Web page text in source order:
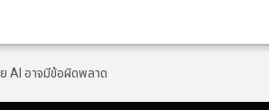
AI อาจมีข้อผิดพลาด